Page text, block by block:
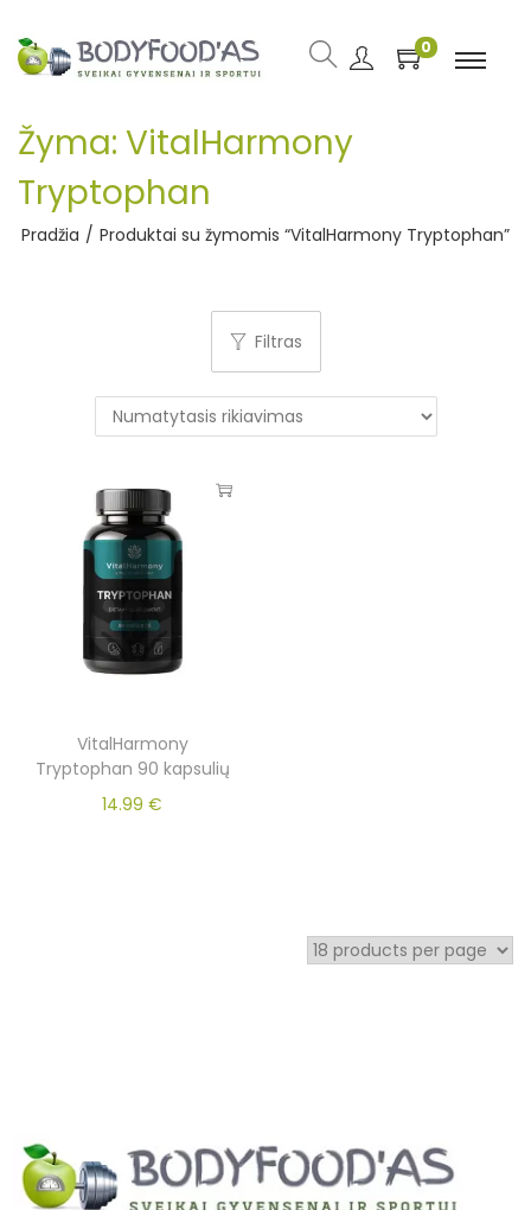
0
Žyma: VitalHarmony
Tryptophan
Pradžia / Produktai su žymomis “VitalHarmony Tryptophan”
Filtras
VitalHarmony
Tryptophan 90 kapsulių
14.99€